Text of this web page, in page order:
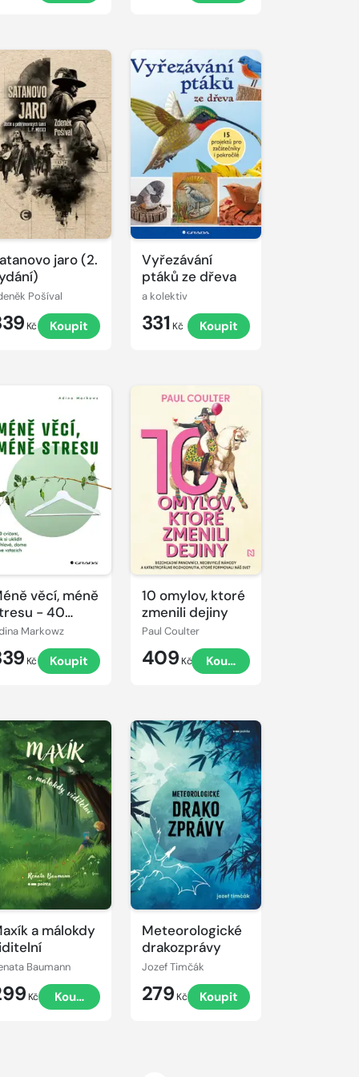
jaro (2.
Pošíval
Kč Koupit
Vyřezávání
ptáků ze dřeva
a kolektiv
331 Kč Koupit
věcí, méně
- 40
jak si
uklidit v hlavě,
i ve
Markowz
Kč Koupit
10 omylov, ktoré
zmenili dejiny
Paul Coulter
409 Kč Koupit
a málokdy
Baumann
Kč Koupit
Meteorologické
drakozprávy
Jozef Timčák
279 Kč Koupit